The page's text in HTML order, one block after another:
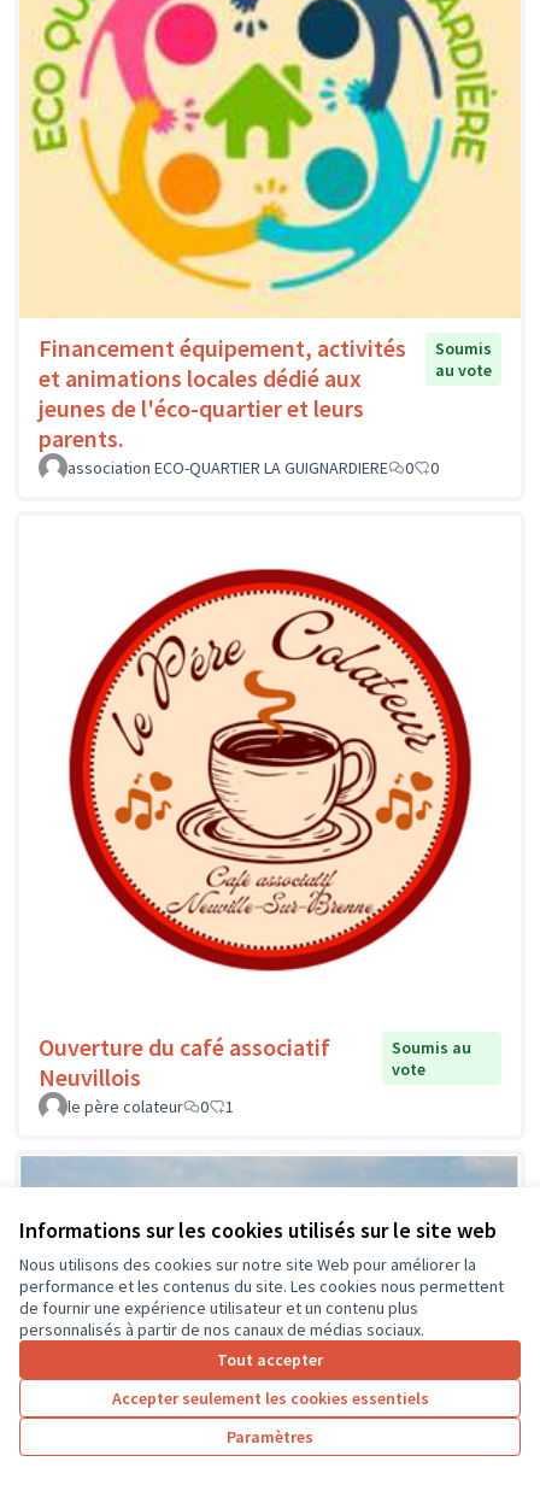
Informations sur les cookies utilisés sur le site web
Nous utilisons des cookies sur notre site Web pour améliorer la
performance et les contenus du site. Les cookies nous permettent
de fournir une expérience utilisateur et un contenu plus
personnalisés à partir de nos canaux de médias sociaux.
Tout accepter
Accepter seulement les cookies essentiels
Paramètres
Financement équipement, activités
et animations locales dédié aux
jeunes de l'éco-quartier et leurs
parents.
Soumis
au vote
association ECO-QUARTIER LA GUIGNARDIERE 0 0
Ouverture du café associatif
Neuvillois
Soumis au
vote
le père colateur
0 1